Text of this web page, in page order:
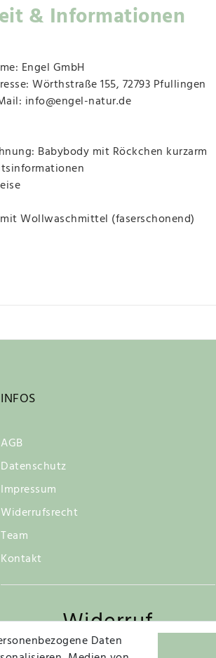
& Informationen
Engel GmbH
Wörthstraße 155, 72793 Pfullingen
info@engel-natur.de
Babybody mit Röckchen kurzarm
Wollwaschmittel (faserschonend)
INFOS
AGB
Datenschutz
Impressum
Widerrufsrecht
Team
Kontakt
Widerruf
Daten